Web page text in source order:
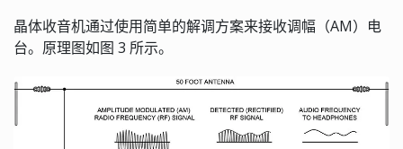
晶体收音机通过使用简单的解调方案来接收调幅（AM）电
台。原理图如图 3 所示。